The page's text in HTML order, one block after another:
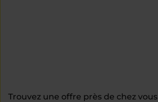
Trouvez une offre près de chez vous